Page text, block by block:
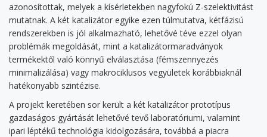
azonosítottak, melyek a kísérletekben nagyfokú Z-szelektivitást
mutatnak. A két katalizátor egyike ezen túlmutatva, kétfázisú
rendszerekben is jól alkalmazható, lehetővé téve ezzel olyan
problémák megoldását, mint a katalizátormaradványok
termékektől való könnyű elválasztása (fémszennyezés
minimalizálása) vagy makrociklusos vegyületek korábbiaknál
hatékonyabb szintézise.
A projekt keretében sor került a két katalizátor prototípus
gazdaságos gyártását lehetővé tevő laboratóriumi, valamint
ipari léptékű technológia kidolgozására, továbbá a piacra